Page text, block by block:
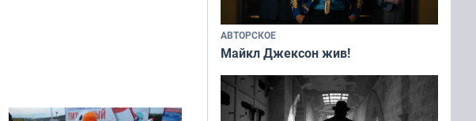
АВТОРСКОЕ
Майкл Джексон жив!